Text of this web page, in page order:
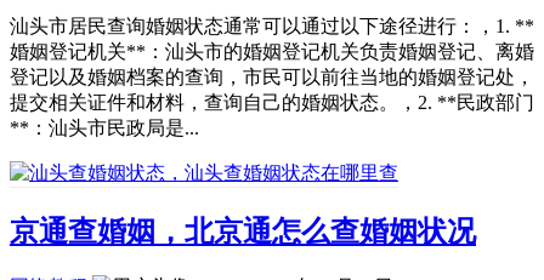
汕头市居民查询婚姻状态通常可以通过以下途径进行：，1. **
婚姻登记机关**：汕头市的婚姻登记机关负责婚姻登记、离婚
登记以及婚姻档案的查询，市民可以前往当地的婚姻登记处，
提交相关证件和材料，查询自己的婚姻状态。，2. **民政部门
**：汕头市民政局是...
京通查婚姻，北京通怎么查婚姻状况